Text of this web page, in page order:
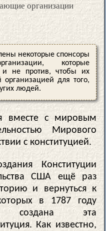
организации
некоторые спонсоры
которые
не против, чтобы их
для того,
людей.
вместе с мировым
Мирового
с конституцией.
Конституции
США ещё раз
и вернуться к
в 1787 году
создана эта
Как известно,